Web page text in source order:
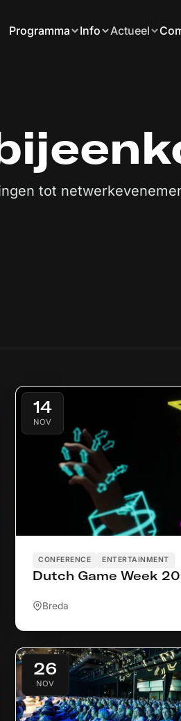
Programma Info Actueel
tot
14
NOV
CONFERENCE ENTERTAINMENT
Dutch Game Week
Breda
26
NOV